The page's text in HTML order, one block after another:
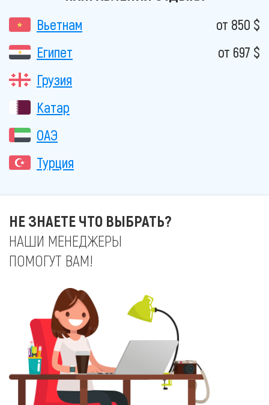
Вьетнам
от 850 $
Египет
от 697 $
Грузия
Катар
ОАЭ
Турция
НЕ ЗНАЕТЕ ЧТО ВЫБРАТЬ?
НАШИ МЕНЕДЖЕРЫ
ПОМОГУТ ВАМ!